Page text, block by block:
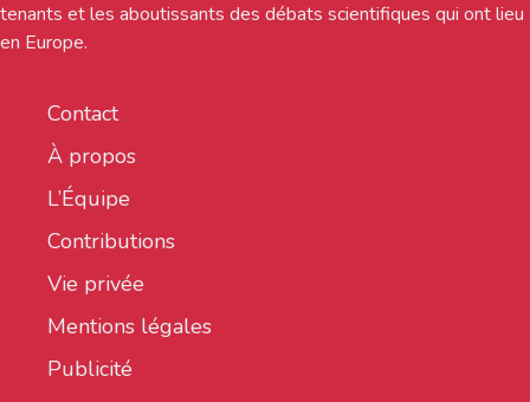
tenants et les aboutissants des débats scientifiques qui ont lieu
en Europe.
Contact
À propos
L’Équipe
Contributions
Vie privée
Mentions légales
Publicité